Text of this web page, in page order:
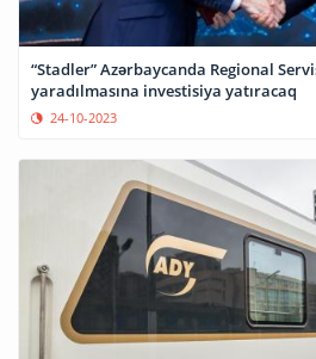
“Stadler” Azərbaycanda Regional
yaradılmasına investisiya yatıracaq
24-10-2023